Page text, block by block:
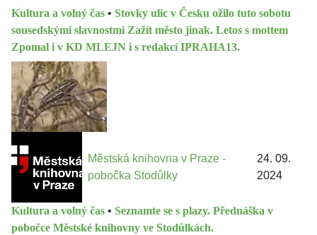
Kultura a volný čas • Stovky ulic v Česku ožilo tuto sobotu
sousedskými slavnostmi Zažít město jinak. Letos s mottem
Zpomal i v KD MLEJN i s redakcí IPRAHA13.
Městská knihovna v Praze -
pobočka Stodůlky
24. 09.
2024
Kultura a volný čas • Seznamte se s plazy. Přednáška v
pobočce Městské knihovny ve Stodůlkách.